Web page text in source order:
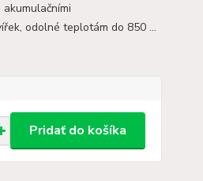
odolné teplotám do 850 ...
Pridať do košíka